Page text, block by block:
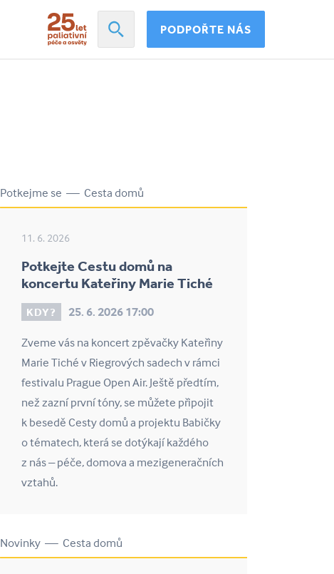
PODPOŘTE NÁS
Potkejme se — Cesta domů
11. 6. 2026
Potkejte Cestu domů na
koncertu Kateřiny Marie Tiché
KDY? 25. 6. 2026 17:00
Zveme vás na koncert zpěvačky Kateřiny
Marie Tiché v Riegrových sadech v rámci
festivalu Prague Open Air. Ještě předtím,
než zazní první tóny, se můžete připojit
k besedě Cesty domů a projektu Babičky
o tématech, která se dotýkají každého
z nás – péče, domova a mezigeneračních
vztahů.
Novinky — Cesta domů